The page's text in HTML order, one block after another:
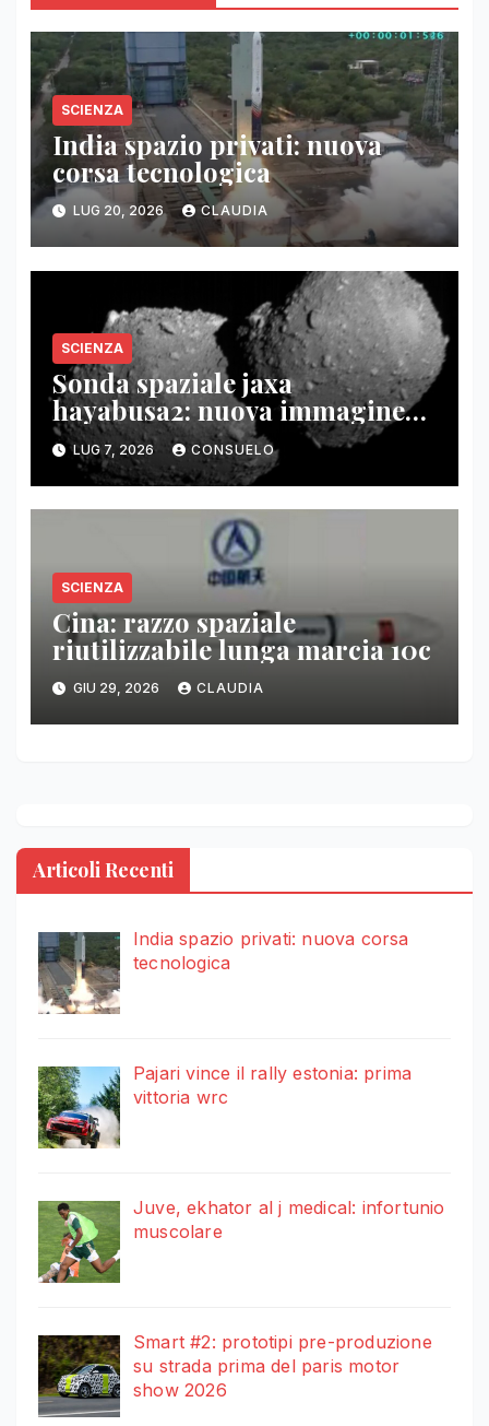
SCIENZA
India spazio privati: nuova
corsa tecnologica
LUG 20, 2026 CLAUDIA
SCIENZA
Sonda spaziale jaxa
hayabusa2: nuova immagine
asteroide torifune
LUG 7, 2026 CONSUELO
SCIENZA
Cina: razzo spaziale
riutilizzabile lunga marcia 10c
GIU 29, 2026 CLAUDIA
Articoli Recenti
India spazio privati: nuova corsa
tecnologica
Pajari vince il rally estonia: prima
vittoria wrc
Juve, ekhator al j medical: infortunio
muscolare
Smart #2: prototipi pre-produzione
su strada prima del paris motor
show 2026